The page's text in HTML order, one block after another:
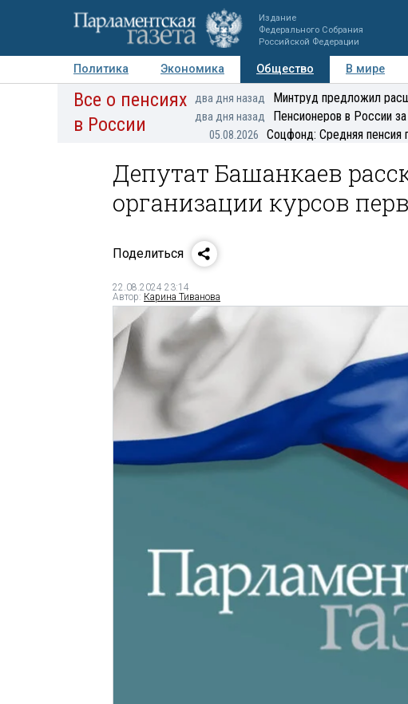
Издание
Федерального Собрания
Российской Федерации
Политика Экономика Общество В мире
Авторы Персоны Мнения Регионы
Все о пенсиях
в России
два дня назад Минтруд предложил
два дня назад Пенсионеров в России
05.08.2026 Соцфонд: Средняя пенсия
Депутат Башанкаев
организации курсов
Поделиться
22.08.2024 23:14
Автор: Карина Тиванова